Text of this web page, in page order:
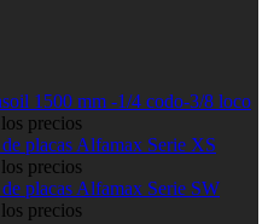
1500 mm -1/4 codo-3/8 loco
precios
placas Alfamax Serie XS
precios
placas Alfamax Serie SW
precios